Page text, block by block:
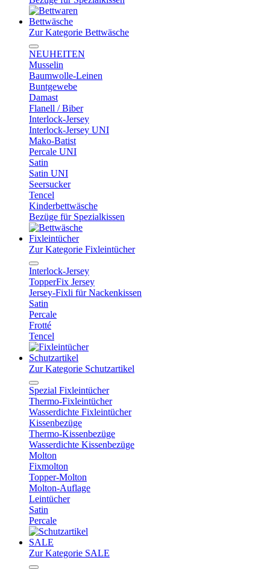
Bettwäsche
Zur Kategorie Bettwäsche
NEUHEITEN
Musselin
Baumwolle-Leinen
Buntgewebe
Damast
Flanell / Biber
Interlock-Jersey
Interlock-Jersey UNI
Mako-Batist
Percale UNI
Satin
Satin UNI
Seersucker
Tencel
Kinderbettwäsche
Bezüge für Spezialkissen
Fixleintücher
Zur Kategorie Fixleintücher
Interlock-Jersey
TopperFix Jersey
Jersey-Fixli für Nackenkissen
Satin
Percale
Frotté
Tencel
Schutzartikel
Zur Kategorie Schutzartikel
Spezial Fixleintücher
Thermo-Fixleintücher
Wasserdichte Fixleintücher
Kissenbezüge
Thermo-Kissenbezüge
Wasserdichte Kissenbezüge
Molton
Fixmolton
Topper-Molton
Molton-Auflage
Leintücher
Satin
Percale
SALE
Zur Kategorie SALE